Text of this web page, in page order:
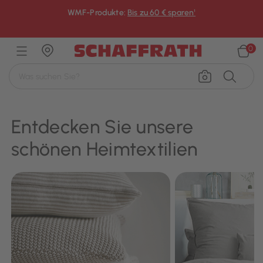
WMF-Produkte: Bis zu 60 € sparen¹
0
Entdecken Sie unsere
schönen Heimtextilien